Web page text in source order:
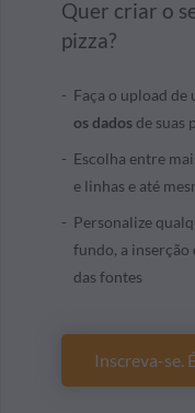
Quer criar o
pizza?
Faça o upload de
os dadosde suas
Escolha entre
e linhas e até
Personalize
fundo, a inserção
das fontes
Inscreva-se.